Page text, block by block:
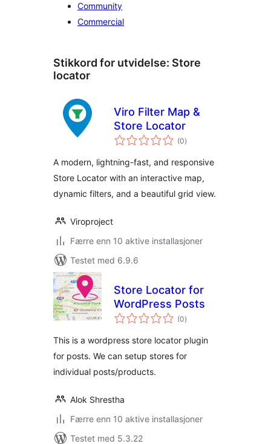
Community
Commercial
Stikkord for utvidelse: Store
locator
Viro Filter Map &
Store Locator
(0totale
vurderinger
)
A modern, lightning-fast, and responsive
Store Locator with an interactive map,
dynamic filters, and a beautiful grid view.
Viroproject
Færre enn 10 aktive installasjoner
Testet med 6.9.6
Store Locator for
WordPress Posts
(0totale
vurderinger
)
This is a wordpress store locator plugin
for posts. We can setup stores for
individual posts/products.
Alok Shrestha
Færre enn 10 aktive installasjoner
Testet med 5.3.22